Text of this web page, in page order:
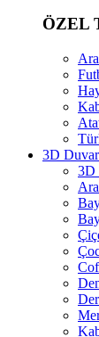
ÖZEL
3D
3D